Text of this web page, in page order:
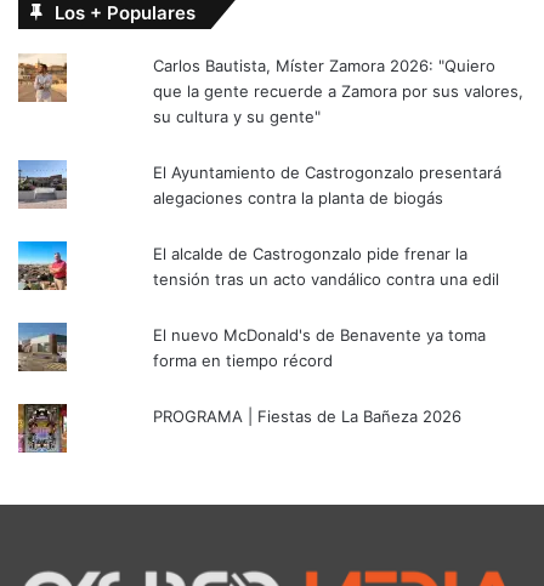
Los + Populares
Carlos Bautista, Míster Zamora 2026: "Quiero
que la gente recuerde a Zamora por sus valores,
su cultura y su gente"
El Ayuntamiento de Castrogonzalo presentará
alegaciones contra la planta de biogás
El alcalde de Castrogonzalo pide frenar la
tensión tras un acto vandálico contra una edil
El nuevo McDonald's de Benavente ya toma
forma en tiempo récord
PROGRAMA | Fiestas de La Bañeza 2026